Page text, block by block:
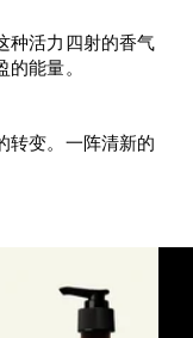
种活力四射的香气
能量。
转变。一阵清新的